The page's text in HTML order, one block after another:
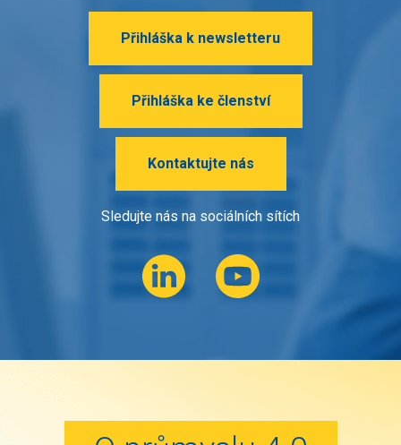
Přihláška k newsletteru
Přihláška ke členství
Kontaktujte nás
Sledujte nás na sociálních sítích